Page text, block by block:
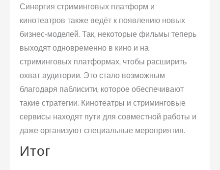
Синергия стриминговых платформ и
кинотеатров также ведёт к появлению новых
бизнес-моделей. Так, некоторые фильмы теперь
выходят одновременно в кино и на
стриминговых платформах, чтобы расширить
охват аудитории. Это стало возможным
благодаря паблисити, которое обеспечивают
такие стратегии. Кинотеатры и стриминговые
сервисы находят пути для совместной работы и
даже организуют специальные мероприятия.
Итог